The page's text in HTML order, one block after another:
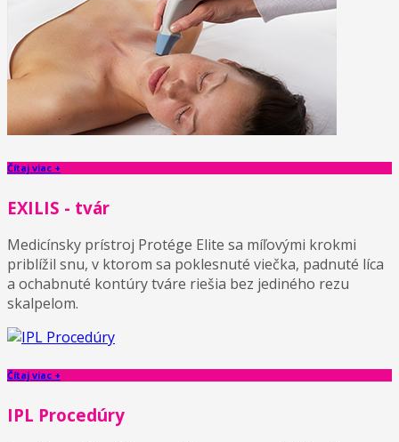
Čítaj viac +
EXILIS - tvár
Medicínsky prístroj Protége Elite sa míľovými krokmi
priblížil snu, v ktorom sa poklesnuté viečka, padnuté líca
a ochabnuté kontúry tváre riešia bez jediného rezu
skalpelom.
Čítaj viac +
IPL Procedúry